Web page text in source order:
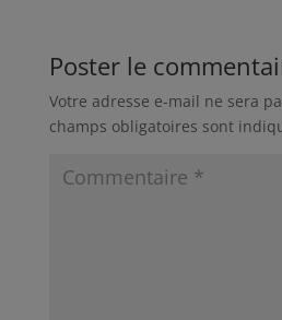
Poster le
Votre adresse e-mail ne sera
champs obligatoires sont